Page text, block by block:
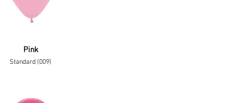
Pink
Standard (009)